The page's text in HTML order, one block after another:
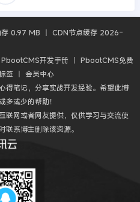
存 0.97 MB 丨 CDN节点缓存 2026-
PbootCMS开发手册 丨 PbootCMS免费
签丨 会员中心
得笔记，分享实战开发经验。希望此博
或少的帮助！
联网或者网友提供，仅供学习与交流使
联系博主删除该资源。